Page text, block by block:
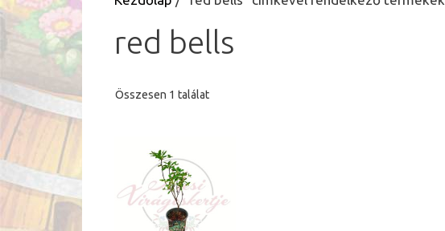
red bells
Összesen 1 találat